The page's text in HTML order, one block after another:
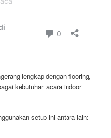
lengkap dengan flooring,
kebutuhan acara indoor
setup ini antara lain: